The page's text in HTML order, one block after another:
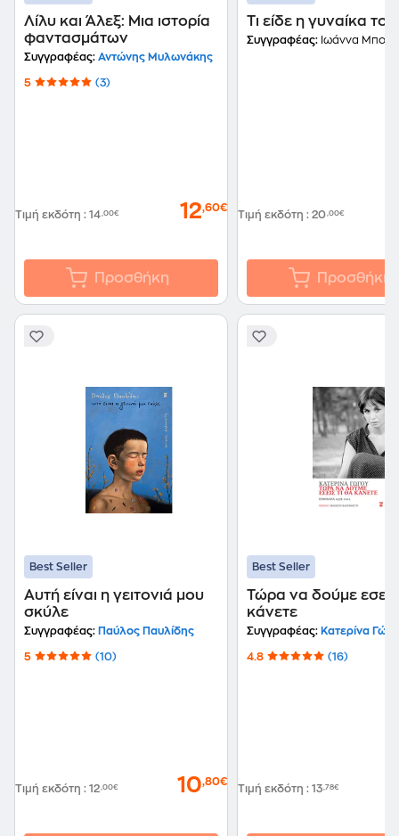
Λίλυ και Άλεξ: Μια ιστορία
φαντασμάτων
Συγγραφέας: Αντώνης Μυλωνάκης
5 (3)
Τιμή εκδότη : 14,00€ 12,60€
Προσθήκη
Τι είδε η γυναίκα
Συγγραφέας: Ιωάννα
Τιμή εκδότη : 20,00€
Προσθήκη
Best Seller
Αυτή είναι η γειτονιά μου
σκύλε
Συγγραφέας: Παύλος Παυλίδης
5 (10)
Τιμή εκδότη : 12,00€ 10,80€
Best Seller
Τώρα να δούμε εσείς
κάνετε
Συγγραφέας: Κατερίνα
4.8 (16)
Τιμή εκδότη : 13,78€